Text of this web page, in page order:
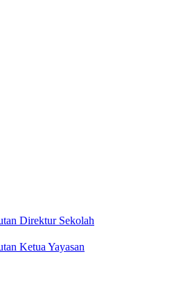
Direktur Sekolah
Ketua Yayasan